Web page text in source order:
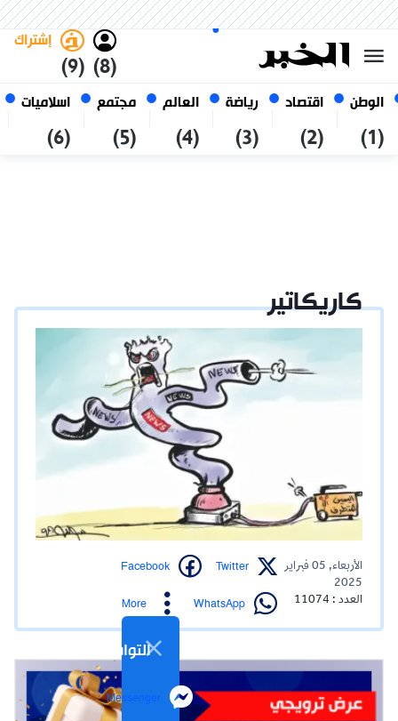
الوطن
(1)
اقتصاد
(2)
رياضة
(3)
العالم
(4)
مجتمع
(5)
اسلاميات
(6)
(8)
إشتراك
(9)
06 أغسطس 2026
الجزائر
كاريكاتير
الأربعاء, 05 فبراير
2025
العدد : 11074
Twitter
Facebook
WhatsApp
More
التواصل الاجتماعي
Messenger